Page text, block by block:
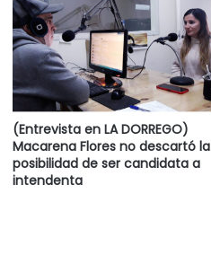
(Entrevista en LA DORREGO)
Macarena Flores no descartó la
posibilidad de ser candidata a
intendenta